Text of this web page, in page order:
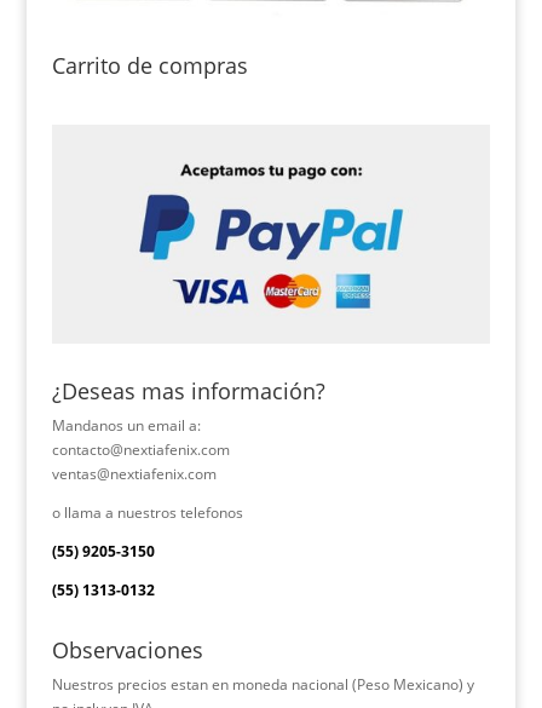
Carrito de compras
¿Deseas mas información?
Mandanos un email a:
contacto@nextiafenix.com
ventas@nextiafenix.com
o llama a nuestros telefonos
(55) 9205-3150
(55) 1313-0132
Observaciones
Nuestros precios estan en moneda nacional (Peso Mexicano) y